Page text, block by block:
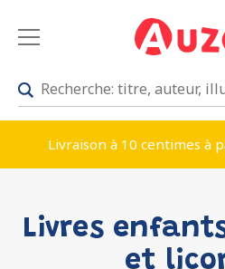
Livraison à 10 centimes à
Livres
et